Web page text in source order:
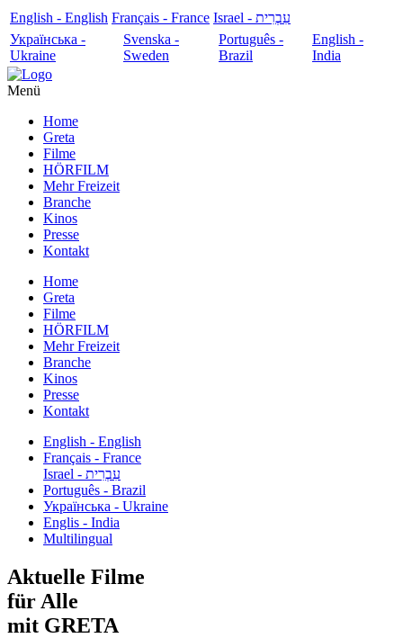
English - English Français - France
עִבְרִית - Israel
Українська -
Ukraine
Svenska -
Sweden
Português -
Brazil
English -
India
Menü
Home
Greta
Filme
HÖRFILM
Mehr Freizeit
Branche
Kinos
Presse
Kontakt
Home
Greta
Filme
HÖRFILM
Mehr Freizeit
Branche
Kinos
Presse
Kontakt
English - English
Français - France
עִבְרִית - Israel
Português - Brazil
Українська - Ukraine
Englis - India
Multilingual
Aktuelle Filme
für Alle
mit GRETA